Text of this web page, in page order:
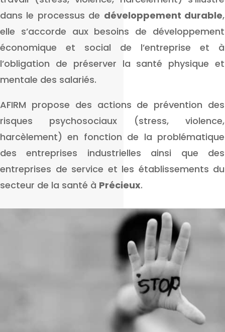
dans le processus de développement durable,
elle s’accorde aux besoins de développement
économique et social de l’entreprise et à
l’obligation de préserver la santé physique et
mentale des salariés.
AFIRM propose des actions de prévention des
risques psychosociaux (stress, violence,
harcèlement) en fonction de la problématique
des entreprises industrielles ainsi que des
entreprises de service et les établissements du
secteur de la santé à Précieux.